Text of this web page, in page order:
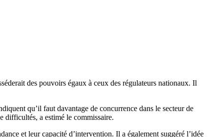
des pouvoirs égaux à ceux des régulateurs nationaux. Il
qu’il faut davantage de concurrence dans le secteur de
difficultés, a estimé le commissaire.
et leur capacité d’intervention. Il a également suggéré l’idée